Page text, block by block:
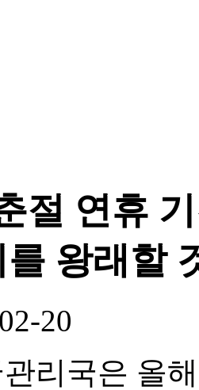
절 연휴
왕래할
20
리국은 올